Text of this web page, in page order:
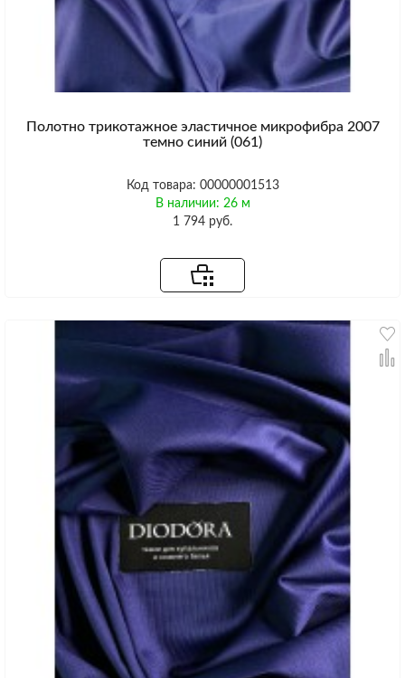
Полотно трикотажное эластичное микрофибра 2007
темно синий (061)
Код товара: 00000001513
В наличии: 26 м
1 794 руб.